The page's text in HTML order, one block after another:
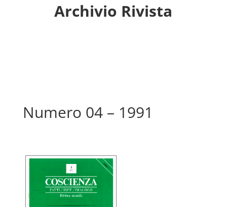
Archivio Rivista
Numero 04 – 1991